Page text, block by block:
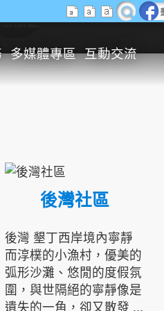
多媒體專區 互動交流
旅遊
後灣社區
後灣 墾丁西岸境內寧靜
而淳樸的小漁村，優美的
弧形沙灘、悠閒的度假氛
圍，與世隔絕的寧靜像是
遺失的一角，卻又散發 ...